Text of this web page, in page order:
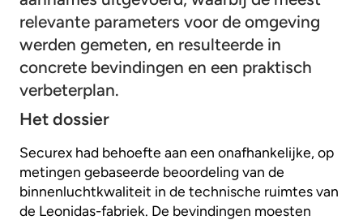
relevante parameters voor de omgeving
werden gemeten, en resulteerde in
concrete bevindingen en een praktisch
verbeterplan.
Het dossier
Securex had behoefte aan een onafhankelijke, op
metingen gebaseerde beoordeling van de
binnenluchtkwaliteit in de technische ruimtes van
de Leonidas-fabriek. De bevindingen moesten